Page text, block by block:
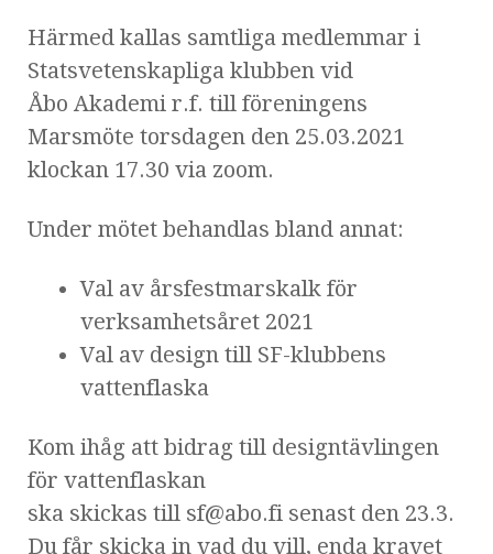
Härmed kallas samtliga medlemmar i
Statsvetenskapliga klubben vid
Åbo Akademi r.f. till föreningens
Marsmöte torsdagen den 25.03.2021
klockan 17.30 via zoom.
Under mötet behandlas bland annat:
Val av årsfestmarskalk för
verksamhetsåret 2021
Val av design till SF-klubbens
vattenflaska
Kom ihåg att bidrag till designtävlingen
för vattenflaskan
ska skickas till sf@abo.fi senast den 23.3.
Du får skicka in vad du vill, enda kravet